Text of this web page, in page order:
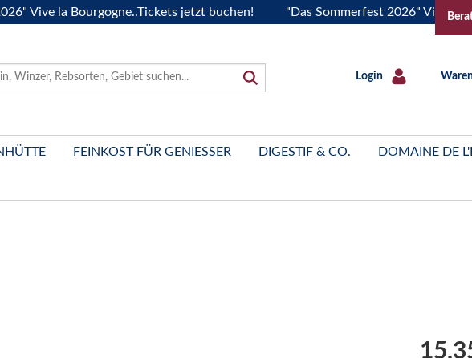
la Bourgogne..Tickets jetzt buchen! "Das Sommerfest 2026" Vive la
Login
FEINKOST FÜR GENIESSER DIGESTIF & CO. DOMAINE DE